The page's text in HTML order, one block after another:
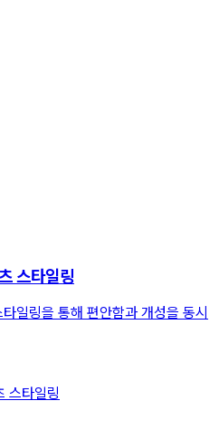
스타일링
일링을 통해 편안함과 개성을 동시